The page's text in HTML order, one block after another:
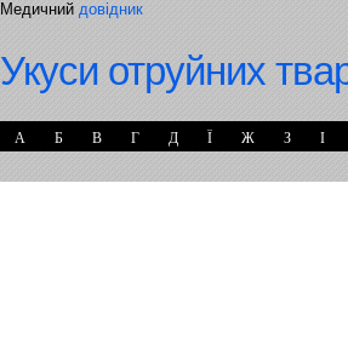
Медичний довідник
Укуси отруйних
А Б В Г Д Ї Ж З І